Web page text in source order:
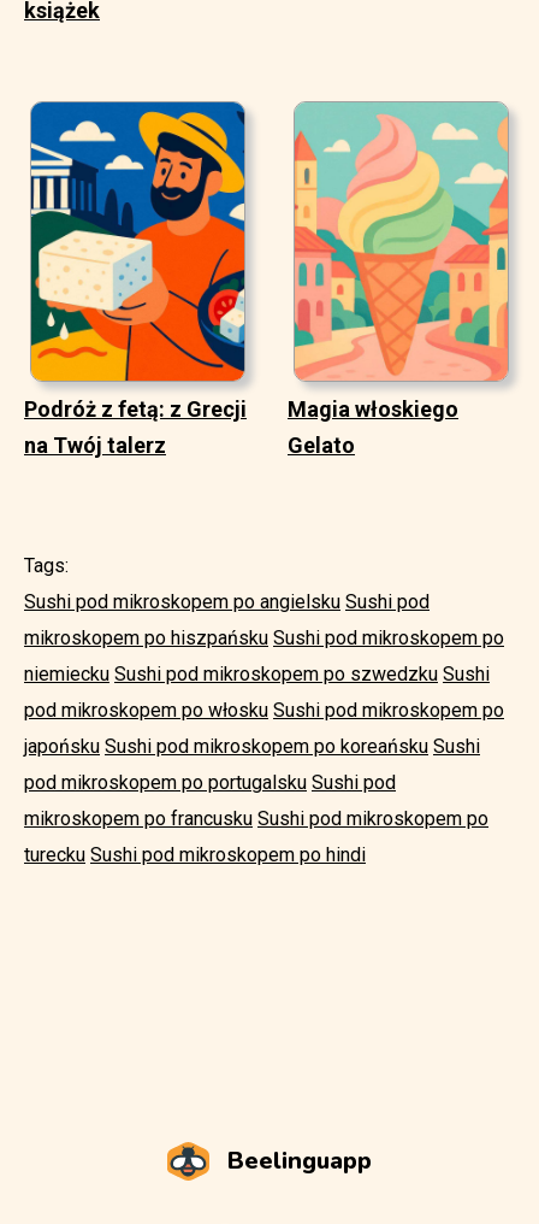
książek
Podróż z fetą: z Grecji
na Twój talerz
Magia włoskiego
Gelato
Tags:
Sushi pod mikroskopem po angielsku Sushi pod
mikroskopem po hiszpańsku Sushi pod mikroskopem po
niemiecku Sushi pod mikroskopem po szwedzku Sushi
pod mikroskopem po włosku Sushi pod mikroskopem po
japońsku Sushi pod mikroskopem po koreańsku Sushi
pod mikroskopem po portugalsku Sushi pod
mikroskopem po francusku Sushi pod mikroskopem po
turecku Sushi pod mikroskopem po hindi
Beelinguapp